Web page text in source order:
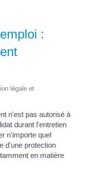
:
légale et
n'est pas autorisé à
durant l'entretien
n'importe quel
d'une protection
en matière